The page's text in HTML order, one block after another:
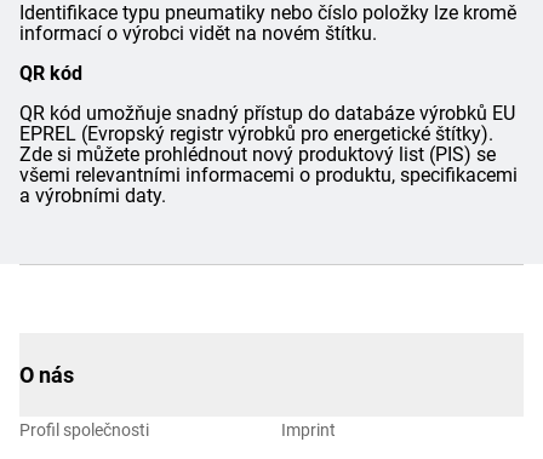
Identifikace typu pneumatiky nebo číslo položky lze kromě
informací o výrobci vidět na novém štítku.
QR kód
QR kód umožňuje snadný přístup do databáze výrobků EU
EPREL (Evropský registr výrobků pro energetické štítky).
Zde si můžete prohlédnout nový produktový list (PIS) se
všemi relevantními informacemi o produktu, specifikacemi
a výrobními daty.
O nás
Profil společnosti Imprint